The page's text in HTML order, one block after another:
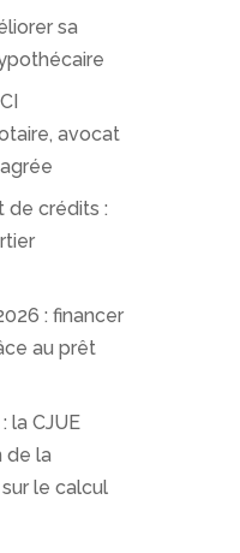
sa
avocat
de crédits :
: financer
au prêt
la CJUE
de la
le calcul